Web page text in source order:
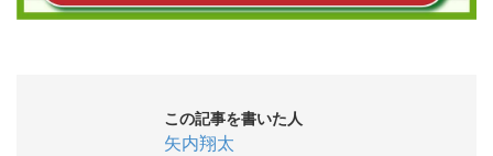
この記事を書いた人
矢内翔太